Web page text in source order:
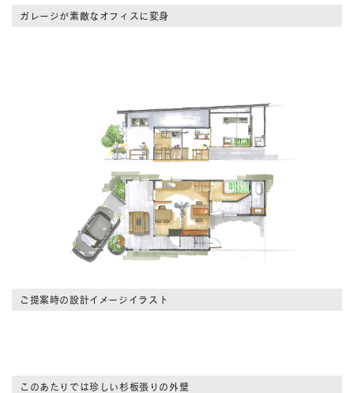
ガレージが素敵なオフィスに変身
ご提案時の設計イメージイラスト
このあたりでは珍しい杉板張りの外壁